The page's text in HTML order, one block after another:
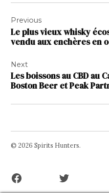
de
l’article
Previous
Le plus vieux whisky
vendu aux enchères en
Next
Les boissons au CBD au
Boston Beer et Peak
© 2026 Spirits Hunters.